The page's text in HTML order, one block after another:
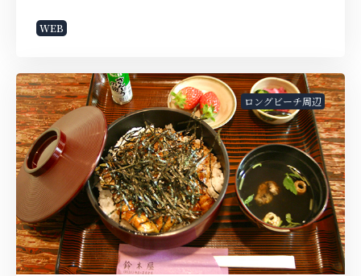
WEB
ロングビーチ周辺